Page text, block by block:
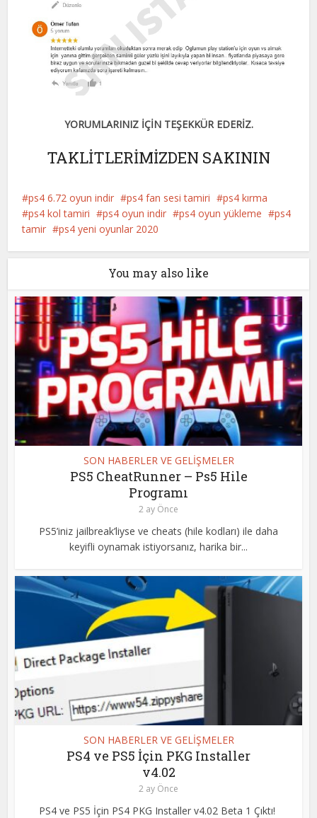
YORUMLARINIZ İÇİN TEŞEKKÜR EDERİZ.
TAKLİTLERİMİZDEN SAKININ
ps4 6.72 oyun indir ps4 fan sesi tamiri
ps4 kırma
ps4 kol tamiri
ps4 oyun indir ps4 oyun yükleme
ps4
tamir
ps4 yeni oyunlar 2020
You may also like
SON HABERLER VE GELİŞMELER
PS5 CheatRunner – Ps5 Hile
Programı
2 ay Önce
PS5’iniz jailbreak’liyse ve cheats (hile kodları) ile daha
keyifli oynamak istiyorsanız, harika bir...
SON HABERLER VE GELİŞMELER
PS4 ve PS5 İçin PKG Installer
v4.02
2 ay Önce
PS4 ve PS5 İçin PS4 PKG Installer v4.02 Beta 1 Çıktı!